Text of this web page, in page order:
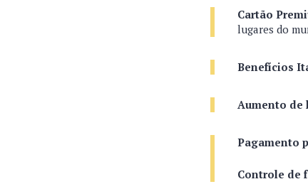
Cartão
lugares do
Benefícios
Aumento de
Pagamento
Controle de